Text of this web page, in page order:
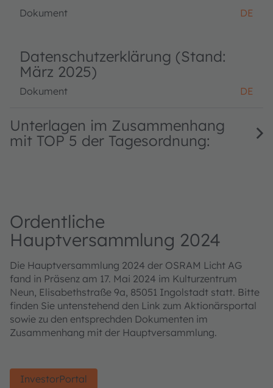
Dokument DE
Datenschutzerklärung (Stand:
März 2025)
Dokument DE
Unterlagen im Zusammenhang
mit TOP 5 der Tagesordnung:
Ordentliche
Hauptversammlung 2024
Die Hauptversammlung 2024 der OSRAM Licht AG
fand in Präsenz am 17. Mai 2024 im Kulturzentrum
Neun, Elisabethstraße 9a, 85051 Ingolstadt statt. Bitte
finden Sie untenstehend den Link zum Aktionärsportal
sowie zu den entsprechden Dokumenten im
Zusammenhang mit der Hauptversammlung.
InvestorPortal